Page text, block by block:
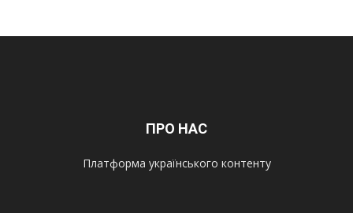
ПРО НАС
Платформа українського контенту